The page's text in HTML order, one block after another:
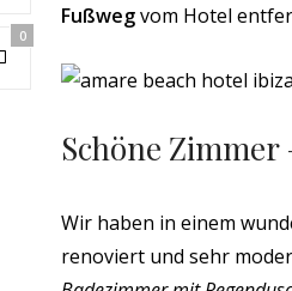
0
Fußwegvom Hotel
Schöne
Wir haben in einem
renoviert und sehr